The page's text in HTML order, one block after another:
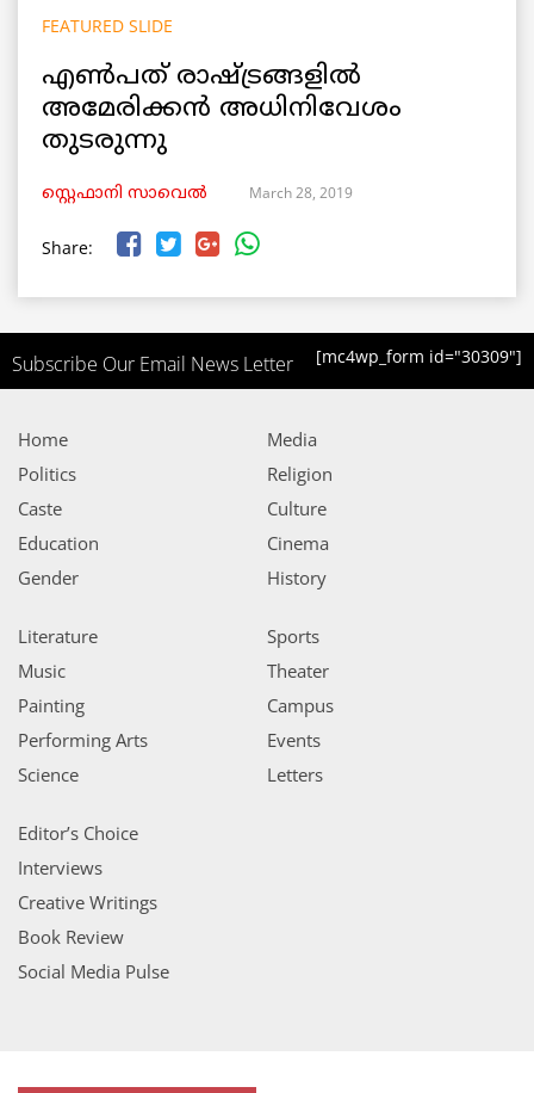
FEATURED SLIDE
എൺപത് രാഷ്ട്രങ്ങളിൽ
അമേരിക്കൻ അധിനിവേശം
തുടരുന്നു
സ്റ്റെഫാനി സാവെൽ March 28, 2019
Share:
Subscribe Our Email News Letter [mc4wp_form id="30309"]
Home
Politics
Caste
Education
Gender
Media
Religion
Culture
Cinema
History
Literature
Music
Painting
Performing Arts
Science
Sports
Theater
Campus
Events
Letters
Editor’s Choice
Interviews
Creative Writings
Book Review
Social Media Pulse